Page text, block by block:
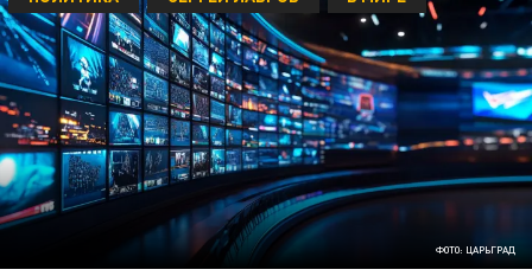
ФОТО: ЦАРЬГРАД